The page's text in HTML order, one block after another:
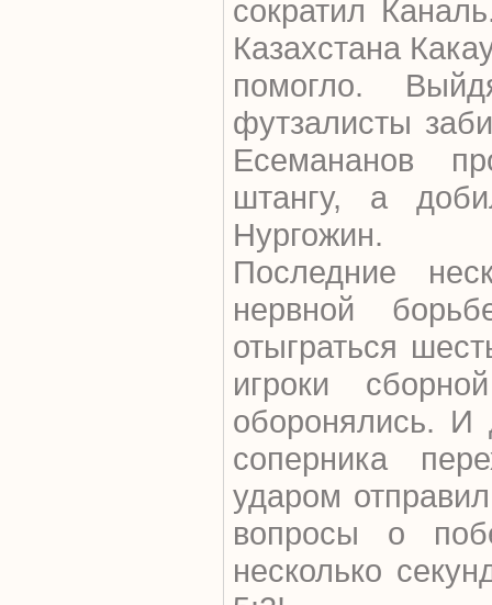
сократил
Казахстана
помогло.
футзалисты
Есемананов
штангу, а
Нургожин.
Последние
нервной
отыграться
игроки
оборонялись. И
соперника
ударом
вопросы о
несколько